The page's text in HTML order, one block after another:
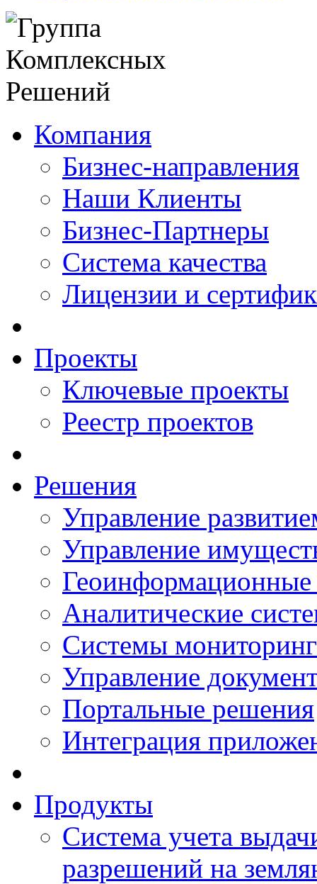
Компания
Бизнес-направления
Наши Клиенты
Бизнес-Партнеры
Система качества
Лицензии и
Проекты
Ключевые проекты
Реестр проектов
Решения
Управление
Управление
Аналитические
Системы
Управление
Портальные решения
Интеграция
Продукты
Система учета
разрешений на